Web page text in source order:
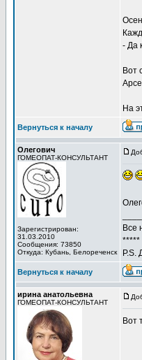
- Да
Вот
На
Вернуться к началу
Олегович
ГОМЕОПАТ-КОНСУЛЬТАНТ
Зарегистрирован:
31.03.2010
Сообщения: 73850
Откуда: Кубань, Белореченск
Все
*****
Вернуться к началу
ирина анатольевна
ГОМЕОПАТ-КОНСУЛЬТАНТ
Вот